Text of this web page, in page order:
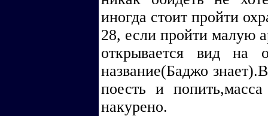
иногда стоит пройти
28, если пройти малую
открывается вид на
название(Баджо
поесть и
накурено.